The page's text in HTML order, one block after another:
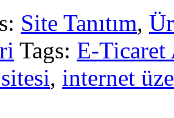
Site Tanıtım,
Tags: E-Ticaret
, internet